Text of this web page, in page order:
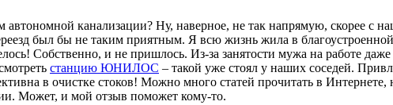
канализации? Ну, наверное, не так напрямую, скорее с
был бы не таким приятным. Я всю жизнь жила в
Собственно, и не пришлось. Из-за занятости мужа на работе
станцию ЮНИЛОС – такой уже стоял у наших соседей.
в очистке стоков! Можно много статей прочитать в
Может, и мой отзыв поможет кому-то.